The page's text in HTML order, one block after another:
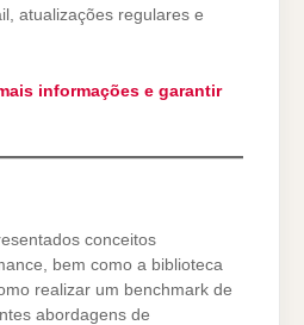
atualizações regulares e
informações e garantir
conceitos
bem como a biblioteca
realizar um benchmark de
abordagens de